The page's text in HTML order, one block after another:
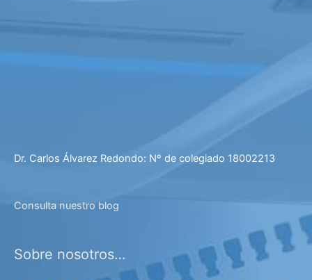
Dr. Carlos Álvarez Redondo: Nº de colegiado 18002213
Consulta nuestro blog
Sobre nosotros…